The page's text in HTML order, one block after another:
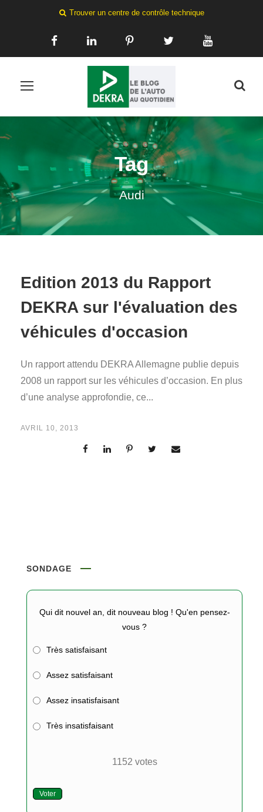
Trouver un centre de contrôle technique
Tag
Audi
Edition 2013 du Rapport
DEKRA sur l'évaluation des
véhicules d'occasion
Un rapport attendu DEKRA Allemagne publie depuis
2008 un rapport sur les véhicules d’occasion. En plus
d’une analyse approfondie, ce...
AVRIL 10, 2013
SONDAGE
Qui dit nouvel an, dit nouveau blog ! Qu'en pensez-
vous ?
Très satisfaisant
Assez satisfaisant
Assez insatisfaisant
Très insatisfaisant
1152 votes
Voter